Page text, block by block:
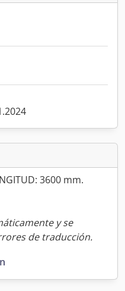
3600 mm.
y se
de traducción.